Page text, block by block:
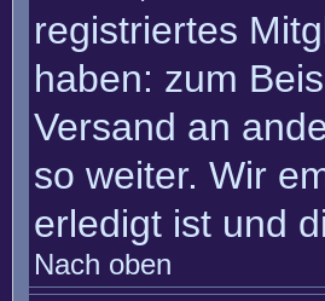
registriertes
haben: zum
Versand an
so weiter. Wir
erledigt ist und
Nach oben